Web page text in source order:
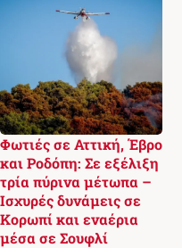
Φωτιές σε Αττική, Έβρο
και Ροδόπη: Σε εξέλιξη
τρία πύρινα μέτωπα –
Ισχυρές δυνάμεις σε
Κορωπί και εναέρια
μέσα σε Σουφλί